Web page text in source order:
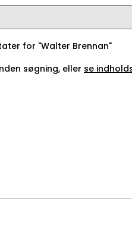
for "Walter Brennan"
søgning, eller se